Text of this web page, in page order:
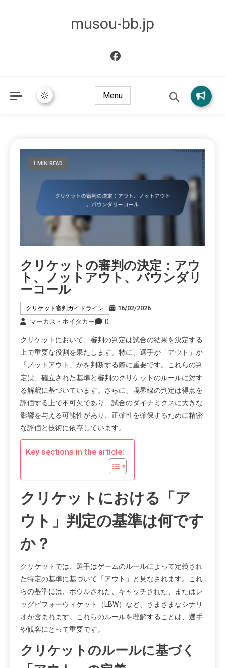
musou-bb.jp
Menu
1 MIN READ
クリケットの審判の決定：アウ
ト、ノットアウト、バウンダリ
ーコール
クリケット審判ガイドライン
16/02/2026
マーカス・ホイタカー
0
クリケットにおいて、審判の判定は試合の結果を決定する
上で重要な役割を果たします。特に、選手が「アウト」か
「ノットアウト」かを判断する際に重要です。これらの判
定は、確立された基準と審判のクリケットのルールに対す
る解釈に基づいています。さらに、境界線の判定は得点を
評価する上で不可欠であり、試合のダイナミクスに大きな
影響を与える可能性があり、正確性を確保するために精密
な評価と技術に依存しています。
Key sections in the article:
クリケットにおける「ア
ウト」判定の基準は何です
か？
クリケットでは、選手はゲームのルールによって定義され
た特定の基準に基づいて「アウト」と見なされます。これ
らの基準には、ボウルされた、キャッチされた、またはレ
ッグビフォーウィケット（LBW）など、さまざまなシナリ
オが含まれます。これらのルールを理解することは、選手
や観客にとって重要です。
クリケットのルールに基づく